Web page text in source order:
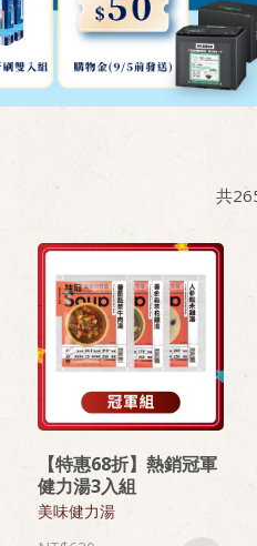
共
【特惠68折】熱銷冠軍
健力湯3入組
美味健力湯